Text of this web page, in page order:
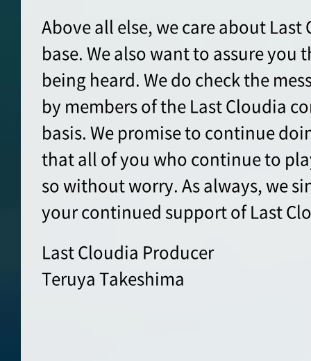
Above all else, we care about Last
base. We also want to assure you
being heard. We do check the
by members of the Last Cloudia
basis. We promise to continue
that all of you who continue to
so without worry. As always, we
your continued support of Last
Last Cloudia Producer
Teruya Takeshima